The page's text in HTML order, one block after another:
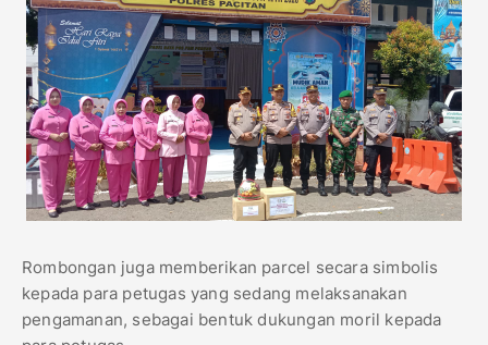
Rombongan juga memberikan parcel secara simbolis
kepada para petugas yang sedang melaksanakan
pengamanan, sebagai bentuk dukungan moril kepada